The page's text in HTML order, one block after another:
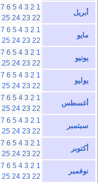
أبريل
1
2
3
4
5
6
7
22
23
24
25
مايو
1
2
3
4
5
6
7
22
23
24
25
يونيو
1
2
3
4
5
6
7
22
23
24
25
يوليو
1
2
3
4
5
6
7
22
23
24
25
أغسطس
1
2
3
4
5
6
7
22
23
24
25
سبتمبر
1
2
3
4
5
6
7
22
23
24
25
أكتوبر
1
2
3
4
5
6
7
22
23
24
25
نوفمبر
1
2
3
4
5
6
7
22
23
24
25